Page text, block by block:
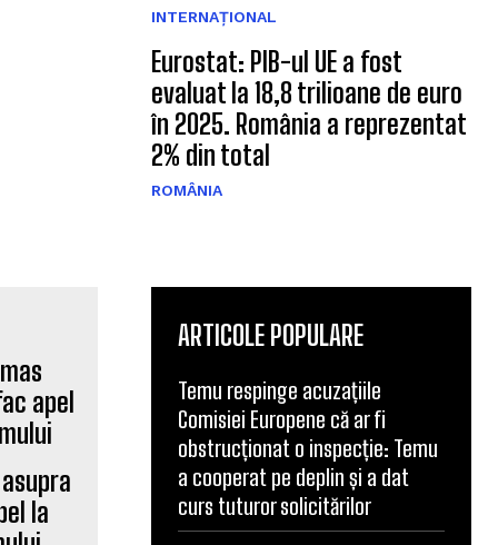
INTERNAȚIONAL
Eurostat: PIB-ul UE a fost
evaluat la 18,8 trilioane de euro
în 2025. România a reprezentat
2% din total
ROMÂNIA
la
ARTICOLE POPULARE
Temu respinge acuzațiile
Comisiei Europene că ar fi
obstrucționat o inspecție: Temu
a cooperat pe deplin și a dat
curs tuturor solicitărilor